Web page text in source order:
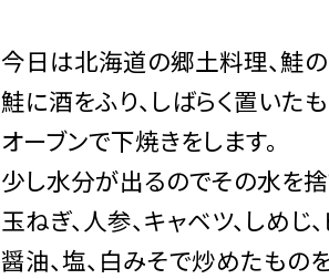
今日は北海道の郷土料理、鮭の
鮭に酒をふり、しばらく置いた
オーブンで下焼きをします。
少し水分が出るのでその水を捨
玉ねぎ、人参、キャベツ、しめじ
醤油、塩、白みそで炒めたもの